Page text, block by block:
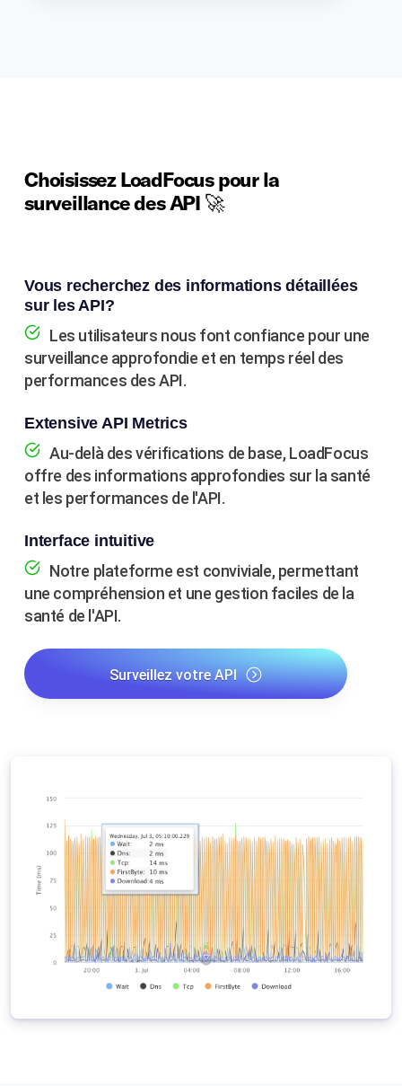
Choisissez LoadFocus pour la
surveillance des API 🚀
Vous recherchez des informations détaillées
sur les API?
Les utilisateurs nous font confiance pour une
surveillance approfondie et en temps réel des
performances des API.
Extensive API Metrics
Au-delà des vérifications de base, LoadFocus
offre des informations approfondies sur la santé
et les performances de l'API.
Interface intuitive
Notre plateforme est conviviale, permettant
une compréhension et une gestion faciles de la
santé de l'API.
Surveillez votre API